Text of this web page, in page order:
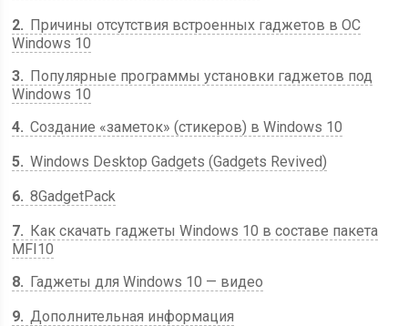
2
Причины отсутствия встроенных гаджетов в ОС
Windows 10
3
Популярные программы установки гаджетов под
Windows 10
4 Создание «заметок» (стикеров) в Windows 10
5 Windows Desktop Gadgets (Gadgets Revived)
6 8GadgetPack
7
Как скачать гаджеты Windows 10 в составе пакета
MFI10
8
Гаджеты для Windows 10 — видео
9 Дополнительная информация